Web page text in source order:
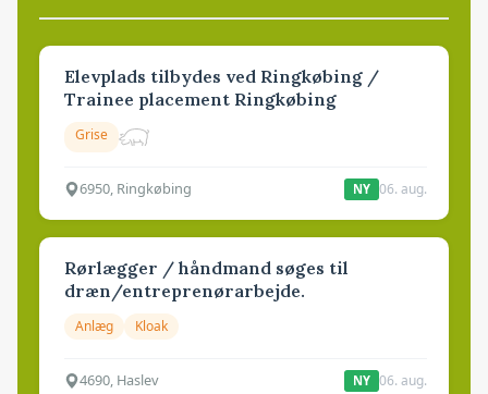
Elevplads tilbydes ved Ringkøbing /
Trainee placement Ringkøbing
Grise
6950, Ringkøbing NY 06. aug.
Rørlægger / håndmand søges til
dræn/entreprenørarbejde.
Anlæg Kloak
4690, Haslev NY 06. aug.